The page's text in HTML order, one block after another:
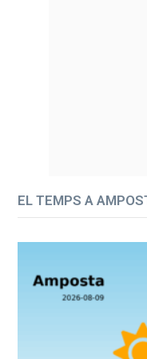
EL TEMPS A